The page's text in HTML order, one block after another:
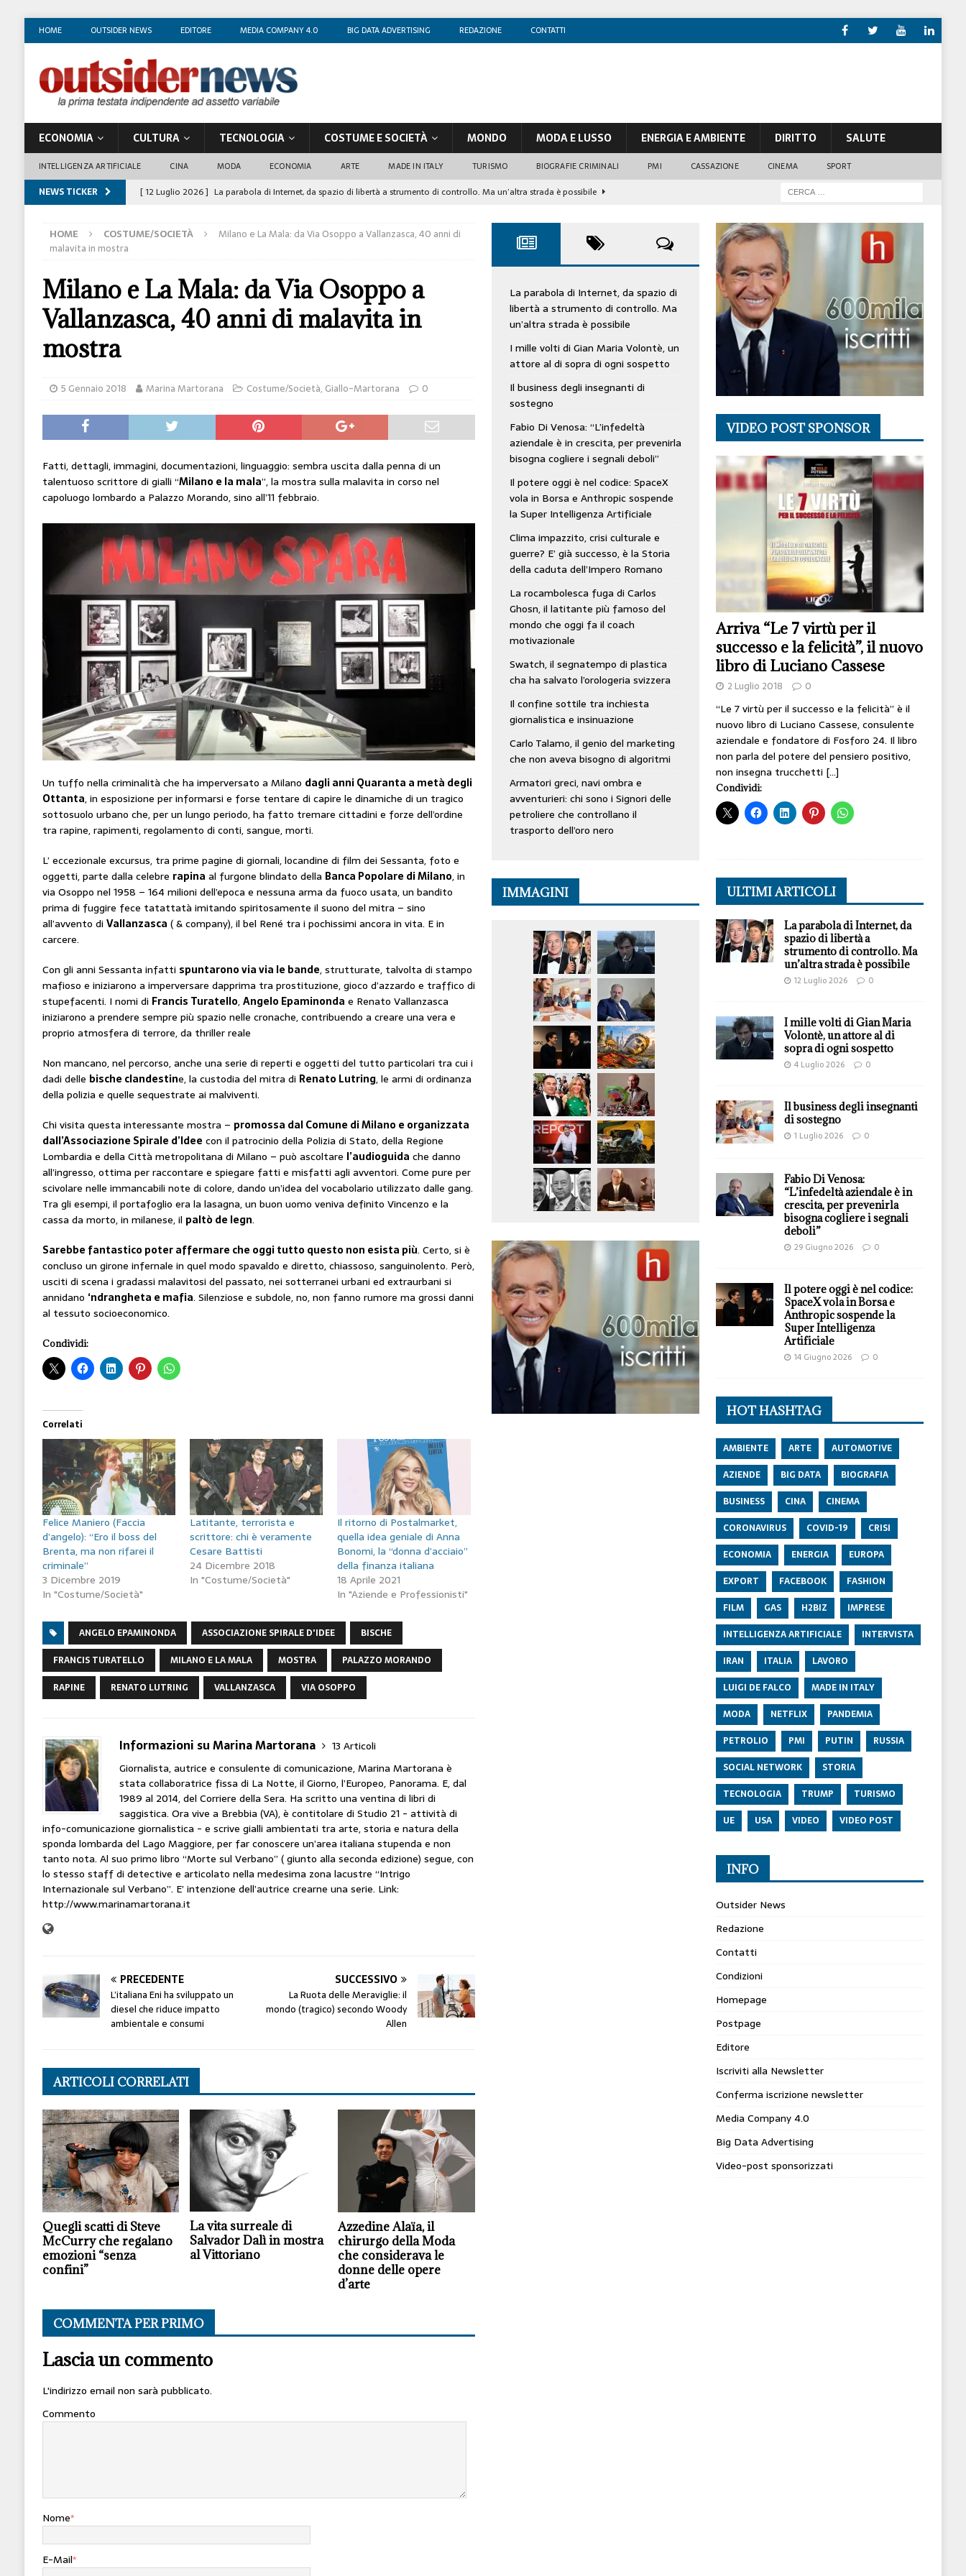
HOME OUTSIDER NEWS EDITORE MEDIA COMPANY 4.0 BIG DATA ADVERTISING REDAZIONE CONTATTI
ECONOMIA CULTURA TECNOLOGIA COSTUME E SOCIETÀ MONDO MODA E LUSSO ENERGIA E AMBIENTE DIRITTO SALUTE
INTELLIGENZA ARTIFICIALE CINA MODA ECONOMIA ARTE MADE IN ITALY TURISMO BIOGRAFIE CRIMINALI PMI CASSAZIONE CINEMA SPORT
NEWS TICKER [ 12 Luglio 2026 ] La parabola di Internet, da spazio di libertà a strumento di controllo. Ma un’altra strada è possibile
[ 4 Luglio 2026 ]
I mille volti di Gian Maria Volontè, un attore al di sopra di ogni sospetto
CINEMA
[ 29 Giugno 2026 ] Fabio Di Venosa: “L’infedeltà aziendale è in crescita, per prevenirla bisogna cogliere i segnali deboli”
ECONOMIA
[ 7 Febbraio 2020 ] Nato con l’Austria-Ungheria e morto nell’era digitale. Il tempo si era dimenticato di Gillo Dorfles e lui
viveva nel futuro
ARTE
HOME COSTUME/SOCIETÀ
Milano e La Mala: da Via Osoppo a Vallanzasca, 40 anni di
malavita in mostra
Milano e La Mala: da Via Osoppo a
Vallanzasca, 40 anni di malavita in
mostra
5 Gennaio 2018 Marina Martorana Costume/Società, Giallo-Martorana 0
Fatti, dettagli, immagini, documentazioni, linguaggio: sembra uscita dalla penna di un
talentuoso scrittore di gialli “Milano e la mala”, la mostra sulla malavita in corso nel
capoluogo lombardo a Palazzo Morando, sino all’11 febbraio.
Un tuffo nella criminalità che ha imperversato a Milano dagli anni Quaranta a metà degli
Ottanta, in esposizione per informarsi e forse tentare di capire le dinamiche di un tragico
sottosuolo urbano che, per un lungo periodo, ha fatto tremare cittadini e forze dell’ordine
tra rapine, rapimenti, regolamento di conti, sangue, morti.
L’ eccezionale excursus, tra prime pagine di giornali, locandine di film dei Sessanta, foto e
oggetti, parte dalla celebre rapina al furgone blindato della Banca Popolare di Milano, in
via Osoppo nel 1958 – 164 milioni dell’epoca e nessuna arma da fuoco usata, un bandito
prima di fuggire fece tatattatà imitando spiritosamente il suono del mitra – sino
all’avvento di Vallanzasca ( & company), il bel René tra i pochissimi ancora in vita. E in
carcere.
Con gli anni Sessanta infatti spuntarono via via le bande, strutturate, talvolta di stampo
mafioso e iniziarono a imperversare dapprima tra prostituzione, gioco d’azzardo e traffico di
stupefacenti. I nomi di Francis Turatello,Angelo Epaminonda e Renato Vallanzasca
iniziarono a prendere sempre più spazio nelle cronache, contribuendo a creare una vera e
proprio atmosfera di terrore, da thriller reale
Non mancano, nel percorso, anche una serie di reperti e oggetti del tutto particolari tra cui i
dadi delle bische clandestine, la custodia del mitra di Renato Lutring, le armi di ordinanza
della polizia e quelle sequestrate ai malviventi.
Chi visita questa interessante mostra – promossa dal Comune di Milano e organizzata
dall’Associazione Spirale d’Idee con il patrocinio della Polizia di Stato, della Regione
Lombardia e della Città metropolitana di Milano – può ascoltare l’audioguida che danno
all’ingresso, ottima per raccontare e spiegare fatti e misfatti agli avventori. Come pure per
scivolare nelle immancabili note di colore, dando un’idea del vocabolario utilizzato dalle gang.
Tra gli esempi, il portafoglio era la lasagna, un buon uomo veniva definito Vincenzo e la
cassa da morto, in milanese, il paltò de legn.
Sarebbe fantastico poter affermare che oggi tutto questo non esista più. Certo, si è
concluso un girone infernale in quel modo spavaldo e diretto, chiassoso, sanguinolento. Però,
usciti di scena i gradassi malavitosi del passato, nei sotterranei urbani ed extraurbani si
annidano ‘ndrangheta e mafia. Silenziose e subdole, no, non fanno rumore ma grossi danni
al tessuto socioeconomico.
Condividi:
Correlati
Felice Maniero (Faccia
d’angelo): “Ero il boss del
Brenta, ma non rifarei il
criminale”
3 Dicembre 2019
In "Costume/Società"
Latitante, terrorista e
scrittore: chi è veramente
Cesare Battisti
24 Dicembre 2018
In "Costume/Società"
Il ritorno di Postalmarket,
quella idea geniale di Anna
Bonomi, la “donna d’acciaio”
della finanza italiana
18 Aprile 2021
In "Aziende e Professionisti"
ANGELO EPAMINONDA ASSOCIAZIONE SPIRALE D'IDEE
BISCHE
FRANCIS TURATELLO
MILANO E LA MALA MOSTRA
PALAZZO MORANDO
RAPINE
RENATO LUTRING VALLANZASCA VIA OSOPPO
Informazioni su Marina Martorana
13 Articoli
Giornalista, autrice e consulente di comunicazione, Marina Martorana è
stata collaboratrice fissa di La Notte, il Giorno, l’Europeo, Panorama. E, dal
1989 al 2014, del Corriere della Sera. Ha scritto una ventina di libri di
saggistica. Ora vive a Brebbia (VA), è contitolare di Studio 21 - attività di
info-comunicazione giornalistica - e scrive gialli ambientati tra arte, storia e natura della
sponda lombarda del Lago Maggiore, per far conoscere un’area italiana stupenda e non
tanto nota. Al suo primo libro “Morte sul Verbano” ( giunto alla seconda edizione) segue, con
lo stesso staff di detective e articolato nella medesima zona lacustre “Intrigo
Internazionale sul Verbano”. E’ intenzione dell’autrice crearne una serie. Link:
http://www.marinamartorana.it
PRECEDENTE
L’italiana Eni ha sviluppato un
diesel che riduce impatto
ambientale e consumi
SUCCESSIVO
La Ruota delle Meraviglie: il
mondo (tragico) secondo Woody
Allen
ARTICOLI CORRELATI
Quegli scatti di Steve
McCurry che regalano
emozioni “senza
confini”
La vita surreale di
Salvador Dalì in mostra
al Vittoriano
Azzedine Alaïa, il
chirurgo della Moda
che considerava le
donne delle opere
d’arte
COMMENTA PER PRIMO
Lascia un commento
L'indirizzo email non sarà pubblicato.
Commento
Nome*
E-Mail*
La parabola di Internet, da spazio di
libertà a strumento di controllo. Ma
un’altra strada è possibile
I mille volti di Gian Maria Volontè, un
attore al di sopra di ogni sospetto
Il business degli insegnanti di
sostegno
Fabio Di Venosa: “L’infedeltà
aziendale è in crescita, per prevenirla
bisogna cogliere i segnali deboli”
Il potere oggi è nel codice: SpaceX
vola in Borsa e Anthropic sospende
la Super Intelligenza Artificiale
Clima impazzito, crisi culturale e
guerre? E’ già successo, è la Storia
della caduta dell’Impero Romano
La rocambolesca fuga di Carlos
Ghosn, il latitante più famoso del
mondo che oggi fa il coach
motivazionale
Swatch, il segnatempo di plastica
cha ha salvato l’orologeria svizzera
Il confine sottile tra inchiesta
giornalistica e insinuazione
Carlo Talamo, il genio del marketing
che non aveva bisogno di algoritmi
Armatori greci, navi ombra e
avventurieri: chi sono i Signori delle
petroliere che controllano il
trasporto dell’oro nero
IMMAGINI
VIDEO POST SPONSOR
Arriva “Le 7 virtù per il
successo e la felicità”, il nuovo
libro di Luciano Cassese
2 Luglio 2018 0
“Le 7 virtù per il successo e la felicità” è il
nuovo libro di Luciano Cassese, consulente
aziendale e fondatore di Fosforo 24. Il libro
non parla del potere del pensiero positivo,
non insegna trucchetti […]
Condividi:
ULTIMI ARTICOLI
La parabola di Internet, da
spazio di libertà a
strumento di controllo. Ma
un’altra strada è possibile
12 Luglio 2026 0
I mille volti di Gian Maria
Volontè, un attore al di
sopra di ogni sospetto
4 Luglio 2026 0
Il business degli insegnanti
di sostegno
1 Luglio 2026 0
Fabio Di Venosa:
“L’infedeltà aziendale è in
crescita, per prevenirla
bisogna cogliere i segnali
deboli”
29 Giugno 2026 0
Il potere oggi è nel codice:
SpaceX vola in Borsa e
Anthropic sospende la
Super Intelligenza
Artificiale
14 Giugno 2026 0
HOT HASHTAG
AMBIENTE ARTE
AUTOMOTIVE
AZIENDE
BIG DATA
BIOGRAFIA
BUSINESS
CINA
CINEMA
CORONAVIRUS
COVID-19
CRISI
ECONOMIA
ENERGIA
EUROPA
EXPORT
FACEBOOK
FASHION
FILM
GAS H2BIZ
IMPRESE
INTELLIGENZA ARTIFICIALE
INTERVISTA
IRAN
ITALIA
LAVORO
LUIGI DE FALCO
MADE IN ITALY
MODA
NETFLIX
PANDEMIA
PETROLIO
PMI PUTIN
RUSSIA
SOCIAL NETWORK
STORIA
TECNOLOGIA
TRUMP
TURISMO
UE
USA VIDEO VIDEO POST
INFO
Outsider News
Redazione
Contatti
Condizioni
Homepage
Postpage
Editore
Iscriviti alla Newsletter
Conferma iscrizione newsletter
Media Company 4.0
Big Data Advertising
Video-post sponsorizzati